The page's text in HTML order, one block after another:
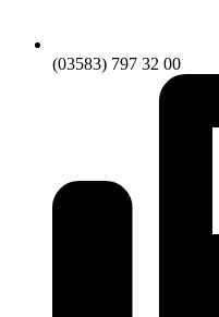
(03583) 797 32 00